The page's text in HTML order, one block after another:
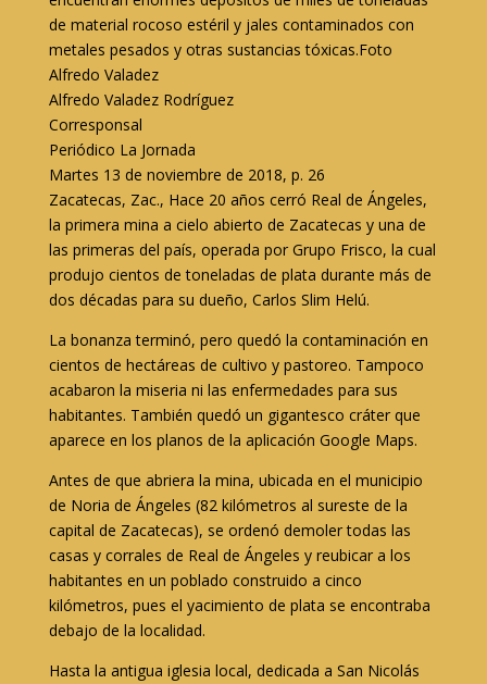
de material rocoso estéril y jales contaminados con
metales pesados y otras sustancias tóxicas.Foto
Alfredo Valadez
Alfredo Valadez Rodríguez
Corresponsal
Periódico La Jornada
Martes 13 de noviembre de 2018, p. 26
Zacatecas, Zac., Hace 20 años cerró Real de Ángeles,
la primera mina a cielo abierto de Zacatecas y una de
las primeras del país, operada por Grupo Frisco, la cual
produjo cientos de toneladas de plata durante más de
dos décadas para su dueño, Carlos Slim Helú.
La bonanza terminó, pero quedó la contaminación en
cientos de hectáreas de cultivo y pastoreo. Tampoco
acabaron la miseria ni las enfermedades para sus
habitantes. También quedó un gigantesco cráter que
aparece en los planos de la aplicación Google Maps.
Antes de que abriera la mina, ubicada en el municipio
de Noria de Ángeles (82 kilómetros al sureste de la
capital de Zacatecas), se ordenó demoler todas las
casas y corrales de Real de Ángeles y reubicar a los
habitantes en un poblado construido a cinco
kilómetros, pues el yacimiento de plata se encontraba
debajo de la localidad.
Hasta la antigua iglesia local, dedicada a San Nicolás